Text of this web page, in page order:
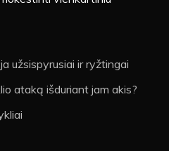
užsispyrusiai ir ryžtingai
ataką išduriant jam akis?